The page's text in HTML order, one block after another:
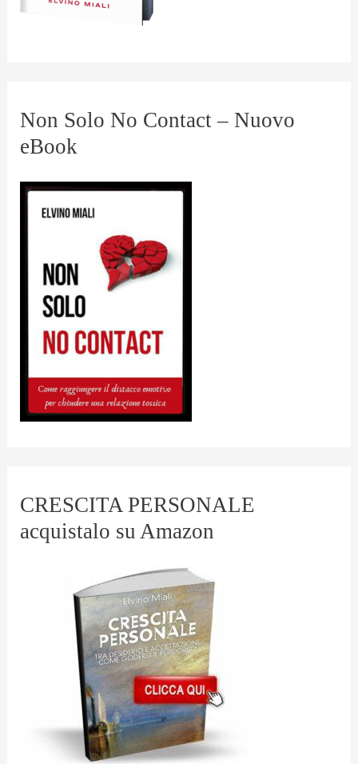
Non Solo No Contact – Nuovo
eBook
CRESCITA PERSONALE
acquistalo su Amazon